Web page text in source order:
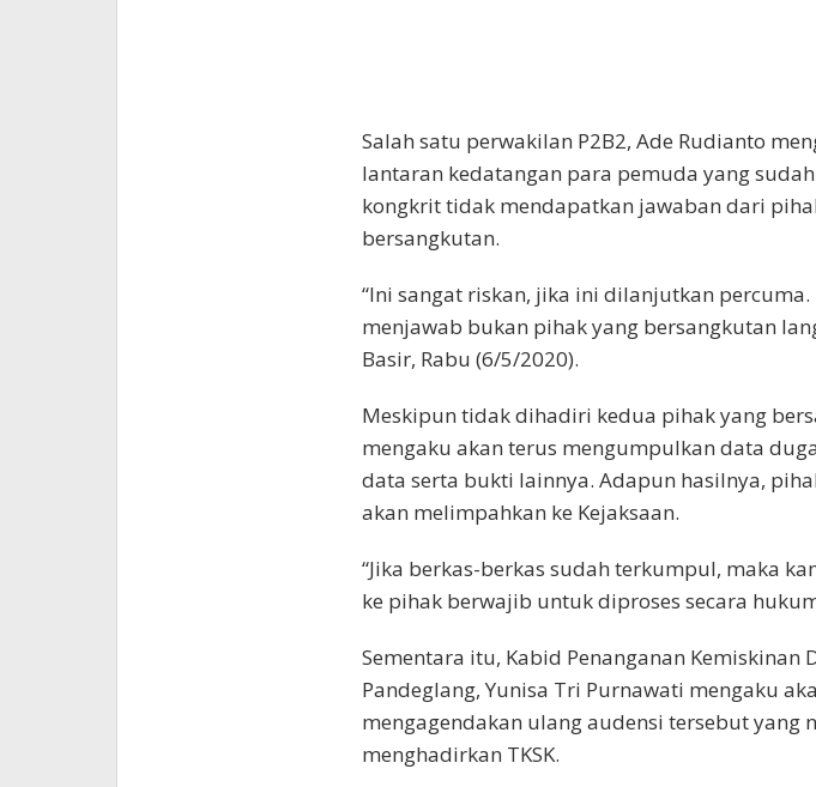
Salah satu perwakilan P2B2, Ade Rudianto
lantaran kedatangan para pemuda yang
kongkrit tidak mendapatkan jawaban dari
bersangkutan.
“Ini sangat riskan, jika ini dilanjutkan percuma.
menjawab bukan pihak yang bersangkutan
Basir, Rabu (6/5/2020).
Meskipun tidak dihadiri kedua pihak yang
mengaku akan terus mengumpulkan data
data serta bukti lainnya. Adapun hasilnya,
akan melimpahkan ke Kejaksaan.
“Jika berkas-berkas sudah terkumpul, maka
ke pihak berwajib untuk diproses secara
Sementara itu, Kabid Penanganan Kemiskinan
Pandeglang, Yunisa Tri Purnawati mengaku
mengagendakan ulang audensi tersebut yang
menghadirkan TKSK.